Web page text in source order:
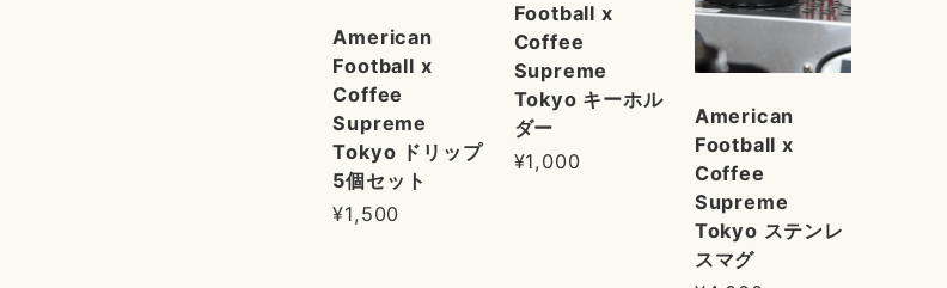
American
Football x
Coffee
Supreme
Tokyo ドリップ
5個セット
¥1,500
Football x
Coffee
Supreme
Tokyo キーホル
ダー
¥1,000
American
Football x
Coffee
Supreme
Tokyo ステンレ
スマグ